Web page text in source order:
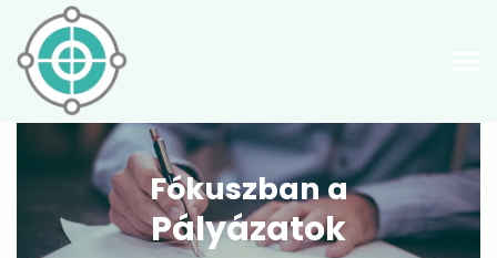
Fókuszban a
Pályázatok